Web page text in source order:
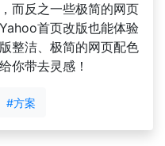
而反之一些极简的网页
首页改版也能体验
整洁、极简的网页配色
你带去灵感！
#方案